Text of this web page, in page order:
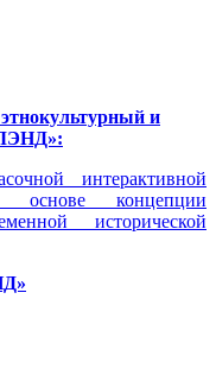
и
интерактивной
концепции
исторической